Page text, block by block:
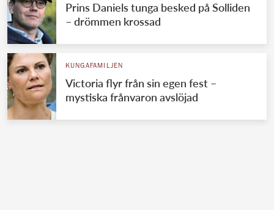
Prins Daniels tunga besked på Solliden
– drömmen krossad
KUNGAFAMILJEN
Victoria flyr från sin egen fest –
mystiska frånvaron avslöjad